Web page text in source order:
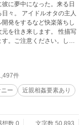
に夢中になった。来る日
々。 アイドルオタの主人
発をするなど快楽落ちし
往き来します。 性描写
。ご注意ください。しち
期更新。更新がかなり遅
用させて頂きました。
件
ー
近親相姦要素あり
想数 0
文字数 50,893